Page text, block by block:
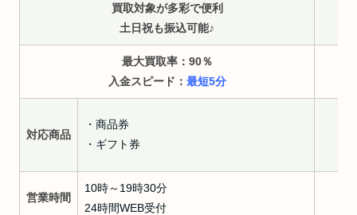
買取対象が多彩で便利
土日祝も振込可能♪
最大買取率：90％
入金スピード： 最短5分
対応商品
・商品券
・ギフト券
営業時間
10時～19時30分
24時間WEB受付